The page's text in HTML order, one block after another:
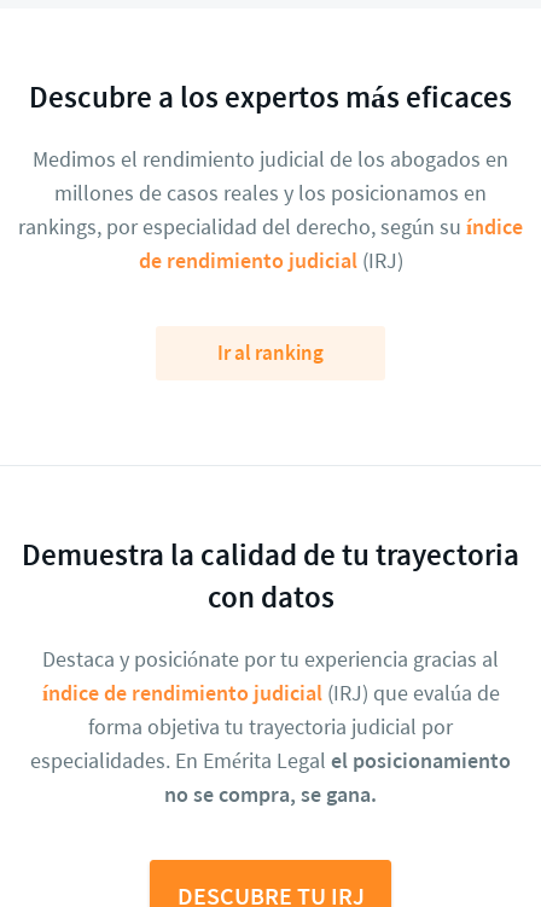
Descubre a los expertos más eficaces
Medimos el rendimiento judicial de los abogados en
millones de casos reales y los posicionamos en
rankings, por especialidad del derecho, según su índice
de rendimiento judicial(IRJ)
Ir al ranking
Demuestra la calidad de tu trayectoria
con datos
Destaca y posiciónate por tu experiencia gracias al
índice de rendimiento judicial(IRJ) que evalúa de
forma objetiva tu trayectoria judicial por
especialidades. En Emérita Legal el posicionamiento
no se compra, se gana.
DESCUBRE TU IRJ